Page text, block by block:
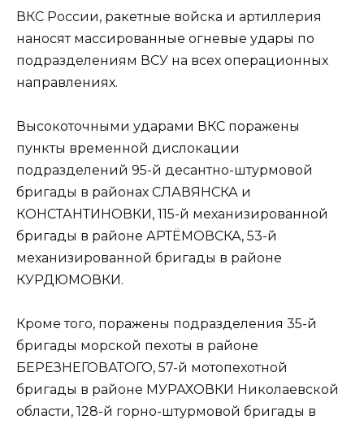
ВКС России, ракетные войска и артиллерия
наносят массированные огневые удары по
подразделениям ВСУ на всех операционных
направлениях.
Высокоточными ударами ВКС поражены
пункты временной дислокации
подразделений 95-й десантно-штурмовой
бригады в районах СЛАВЯНСКА и
КОНСТАНТИНОВКИ, 115-й механизированной
бригады в районе АРТЁМОВСКА, 53-й
механизированной бригады в районе
КУРДЮМОВКИ.
Кроме того, поражены подразделения 35-й
бригады морской пехоты в районе
БЕРЕЗНЕГОВАТОГО, 57-й мотопехотной
бригады в районе МУРАХОВКИ Николаевской
области, 128-й горно-штурмовой бригады в